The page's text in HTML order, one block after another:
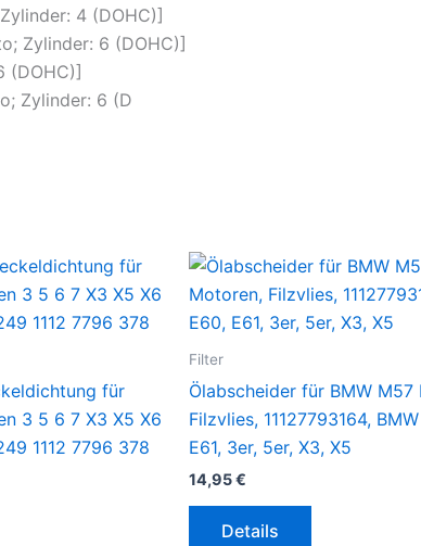
4 (DOHC)]
Zylinder: 6 (DOHC)]
(DOHC)]
Zylinder: 6 (D
für
3 5 6 7 X3 X5 X6
1112 7796 378
Filter
Ölabscheider für BMW M57
Filzvlies, 11127793164,
E61, 3er, 5er, X3, X5
14,95€
Details